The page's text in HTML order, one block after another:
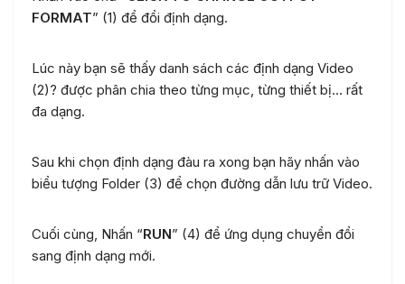
FORMAT” (1) để đổi định dạng.
Lúc này bạn sẽ thấy danh sách các định dạng Video
(2)? được phân chia theo từng mục, từng thiết bị… rất
đa dạng.
Sau khi chọn định dạng đàu ra xong bạn hãy nhấn vào
biểu tượng Folder (3) để chọn đường dẫn lưu trữ Video.
Cuối cùng, Nhấn “RUN” (4) để ứng dụng chuyển đổi
sang định dạng mới.